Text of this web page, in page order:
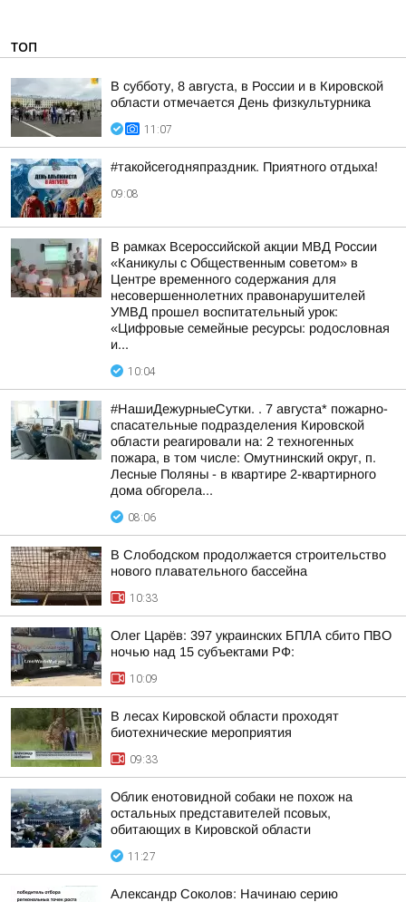
ТОП
В субботу, 8 августа, в России и в Кировской
области отмечается День физкультурника
11:07
#такойсегодняпраздник. Приятного отдыха!
09:08
В рамках Всероссийской акции МВД России
«Каникулы с Общественным советом» в
Центре временного содержания для
несовершеннолетних правонарушителей
УМВД прошел воспитательный урок:
«Цифровые семейные ресурсы: родословная
и...
10:04
#НашиДежурныеСутки. . 7 августа* пожарно-
спасательные подразделения Кировской
области реагировали на: 2 техногенных
пожара, в том числе: Омутнинский округ, п.
Лесные Поляны - в квартире 2-квартирного
дома обгорела...
08:06
В Слободском продолжается строительство
нового плавательного бассейна
10:33
Олег Царёв: 397 украинских БПЛА сбито ПВО
ночью над 15 субъектами РФ:
10:09
В лесах Кировской области проходят
биотехнические мероприятия
09:33
Облик енотовидной собаки не похож на
остальных представителей псовых,
обитающих в Кировской области
11:27
Александр Соколов: Начинаю серию